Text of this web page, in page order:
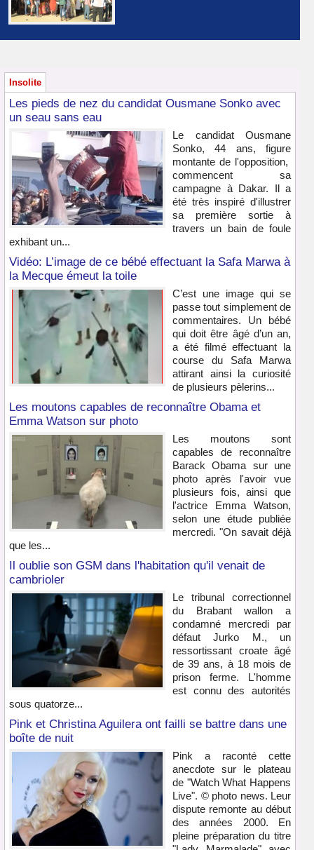
Insolite
Les pieds de nez du candidat Ousmane Sonko avec
un seau sans eau
Le candidat Ousmane
Sonko, 44 ans, figure
montante de l'opposition,
commencent sa
campagne à Dakar. Il a
été très inspiré d'illustrer
sa première sortie à
travers un bain de foule
exhibant un...
Vidéo: L’image de ce bébé effectuant la Safa Marwa à
la Mecque émeut la toile
C’est une image qui se
passe tout simplement de
commentaires. Un bébé
qui doit être âgé d’un an,
a été filmé effectuant la
course du Safa Marwa
attirant ainsi la curiosité
de plusieurs pèlerins...
Les moutons capables de reconnaître Obama et
Emma Watson sur photo
Les moutons sont
capables de reconnaître
Barack Obama sur une
photo après l'avoir vue
plusieurs fois, ainsi que
l'actrice Emma Watson,
selon une étude publiée
mercredi. "On savait déjà
que les...
Il oublie son GSM dans l'habitation qu'il venait de
cambrioler
Le tribunal correctionnel
du Brabant wallon a
condamné mercredi par
défaut Jurko M., un
ressortissant croate âgé
de 39 ans, à 18 mois de
prison ferme. L'homme
est connu des autorités
sous quatorze...
Pink et Christina Aguilera ont failli se battre dans une
boîte de nuit
Pink a raconté cette
anecdote sur le plateau
de "Watch What Happens
Live". © photo news. Leur
dispute remonte au début
des années 2000. En
pleine préparation du titre